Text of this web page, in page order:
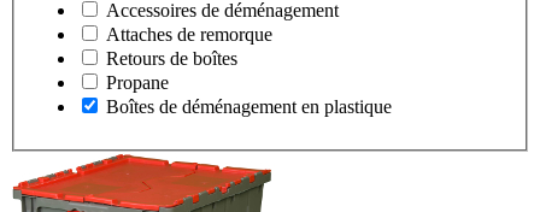
Accessoires de déménagement
Attaches de remorque
Retours de boîtes
Propane
Boîtes de déménagement en plastique